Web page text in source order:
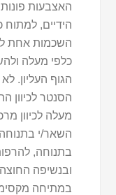
האצבעות פונות
הידיים,
השכמות אחת
כלפי מעלה
הגוף העליון.
הסנטר לכיוון
מעלה לכיוון
השאר/י
בתנוחה,
ובנשיפה
במתיחה